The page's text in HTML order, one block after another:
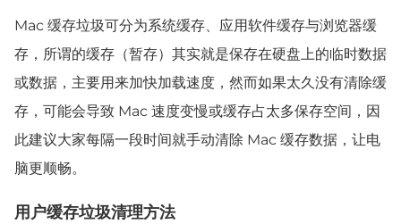
Mac 缓存垃圾可分为系统缓存、应用软件缓存与浏览器缓
存，所谓的缓存（暂存）其实就是保存在硬盘上的临时数据
或数据，主要用来加快加载速度，然而如果太久没有清除缓
存，可能会导致 Mac 速度变慢或缓存占太多保存空间，因
此建议大家每隔一段时间就手动清除 Mac 缓存数据，让电
脑更顺畅。
用户缓存垃圾清理方法